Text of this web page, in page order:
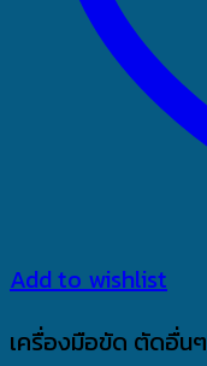
Add to wishlist
เครื่องมือขัด ตัดอื่นๆ